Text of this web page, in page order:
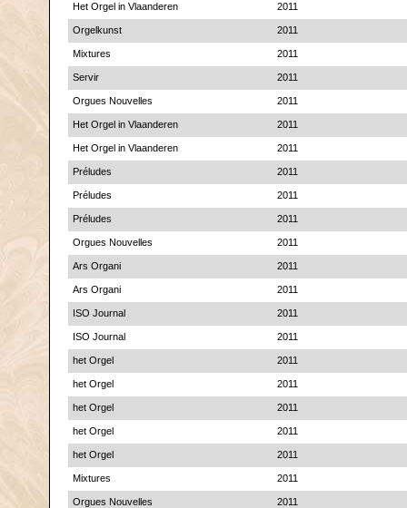
Het Orgel in Vlaanderen 2011
Orgelkunst 2011
Mixtures 2011
Servir 2011
Orgues Nouvelles 2011
Het Orgel in Vlaanderen 2011
Het Orgel in Vlaanderen 2011
Préludes 2011
Préludes 2011
Préludes 2011
Orgues Nouvelles 2011
Ars Organi 2011
Ars Organi 2011
ISO Journal 2011
ISO Journal 2011
het Orgel 2011
het Orgel 2011
het Orgel 2011
het Orgel 2011
het Orgel 2011
Mixtures 2011
Orgues Nouvelles 2011